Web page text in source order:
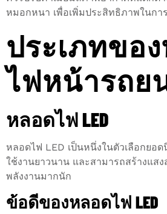
หมอกหนา เพื่อเพิ่มประสิทธิภาพในกา
ประเภทขอ
ไฟหน้ารถย
หลอดไฟ LED
หลอดไฟ LED เป็นหนึ่งในตัวเลือกยอ
ใช้งานยาวนาน และสามารถสร้างแส
พลังงานมากนัก
ข้อดีของหลอดไฟ LED